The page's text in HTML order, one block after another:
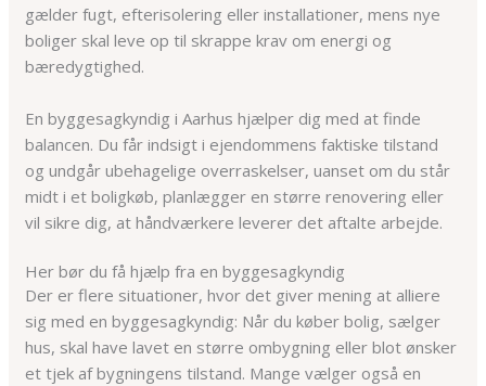
gælder fugt, efterisolering eller installationer, mens nye
boliger skal leve op til skrappe krav om energi og
bæredygtighed.
En byggesagkyndig i Aarhus hjælper dig med at finde
balancen. Du får indsigt i ejendommens faktiske tilstand
og undgår ubehagelige overraskelser, uanset om du står
midt i et boligkøb, planlægger en større renovering eller
vil sikre dig, at håndværkere leverer det aftalte arbejde.
Her bør du få hjælp fra en byggesagkyndig
Der er flere situationer, hvor det giver mening at alliere
sig med en byggesagkyndig: Når du køber bolig, sælger
hus, skal have lavet en større ombygning eller blot ønsker
et tjek af bygningens tilstand. Mange vælger også en